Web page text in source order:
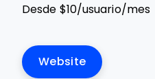
Desde $10/usuario/mes
Website